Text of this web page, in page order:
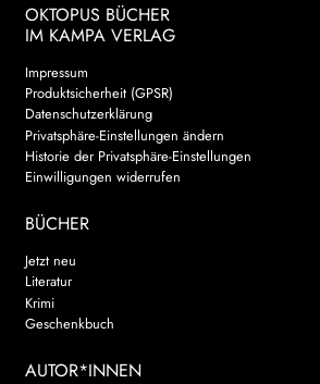
OKTOPUS BÜCHER
IM KAMPA VERLAG
Impressum
Produktsicherheit (GPSR)
Datenschutzerklärung
Privatsphäre-Einstellungen ändern
Historie der Privatsphäre-Einstellungen
Einwilligungen widerrufen
BÜCHER
Jetzt neu
Literatur
Krimi
Geschenkbuch
AUTOR*INNEN